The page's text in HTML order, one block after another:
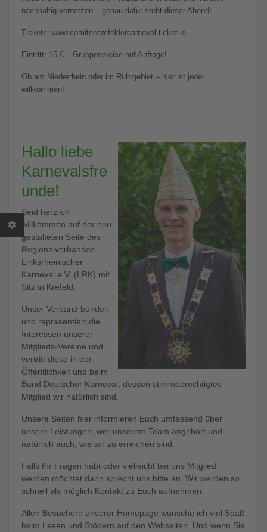
nachhaltig vernetzen – genau dafür steht dieser Abend!
Tickets: www.comiteecrefeldercarneval.ticket.io
Eintritt: 15 € – Gruppenpreise auf Anfrage!
Ob am Niederrhein oder im Ruhrgebiet – hier ist jeder
willkommen!
Hallo liebe
Karnevalsfre
unde!
Seid herzlich
willkommen auf der neu
gestalteten Seite des
Regionalverbandes
Linksrheinischer
Karneval e.V. (LRK) mit
Sitz in Krefeld.
Unser Verband bündelt
und repräsentiert die
Interessen unserer
Mitglieds-Vereine und
vertritt diese in der
Öffentlichkeit und beim
Bund Deutscher Karneval, dessen stimmberechtigtes
Mitglied wir natürlich sind.
Unsere Seiten hier informieren Euch umfassend über
unsere Leistungen, wer unserem Team angehört und
natürlich auch, wie wir zu erreichen sind.
Falls Ihr Fragen habt oder vielleicht bei uns Mitglied
werden möchtet dann sprecht uns bitte an. Wir werden so
schnell als möglich Kontakt zu Euch aufnehmen.
Allen Besuchern unserer Homepage wünsche ich viel Spaß
beim Lesen und Stöbern auf den Webseiten. Und wenn Sie